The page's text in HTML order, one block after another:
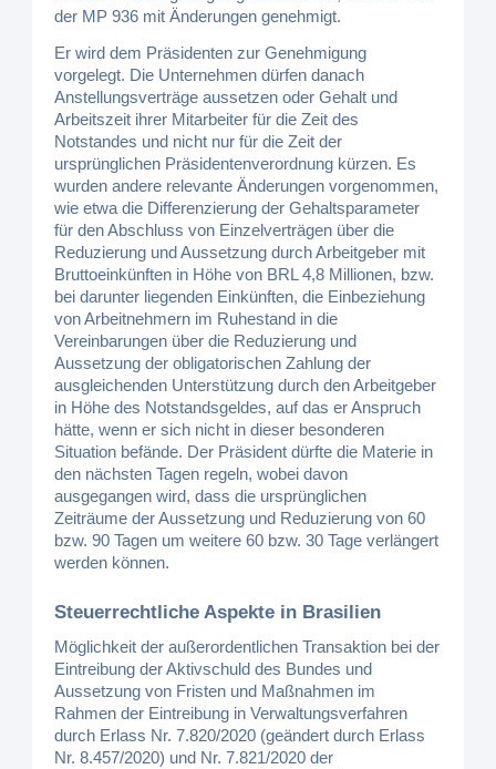
der MP 936 mit Änderungen genehmigt.
Er wird dem Präsidenten zur Genehmigung
vorgelegt. Die Unternehmen dürfen danach
Anstellungsverträge aussetzen oder Gehalt und
Arbeitszeit ihrer Mitarbeiter für die Zeit des
Notstandes und nicht nur für die Zeit der
ursprünglichen Präsidentenverordnung kürzen. Es
wurden andere relevante Änderungen vorgenommen,
wie etwa die Differenzierung der Gehaltsparameter
für den Abschluss von Einzelverträgen über die
Reduzierung und Aussetzung durch Arbeitgeber mit
Bruttoeinkünften in Höhe von BRL 4,8 Millionen, bzw.
bei darunter liegenden Einkünften, die Einbeziehung
von Arbeitnehmern im Ruhestand in die
Vereinbarungen über die Reduzierung und
Aussetzung der obligatorischen Zahlung der
ausgleichenden Unterstützung durch den Arbeitgeber
in Höhe des Notstandsgeldes, auf das er Anspruch
hätte, wenn er sich nicht in dieser besonderen
Situation befände. Der Präsident dürfte die Materie in
den nächsten Tagen regeln, wobei davon
ausgegangen wird, dass die ursprünglichen
Zeiträume der Aussetzung und Reduzierung von 60
bzw. 90 Tagen um weitere 60 bzw. 30 Tage verlängert
werden können.
Steuerrechtliche Aspekte in Brasilien
Möglichkeit der außerordentlichen Transaktion bei der
Eintreibung der Aktivschuld des Bundes und
Aussetzung von Fristen und Maßnahmen im
Rahmen der Eintreibung in Verwaltungsverfahren
durch Erlass Nr. 7.820/2020 (geändert durch Erlass
Nr. 8.457/2020) und Nr. 7.821/2020 der